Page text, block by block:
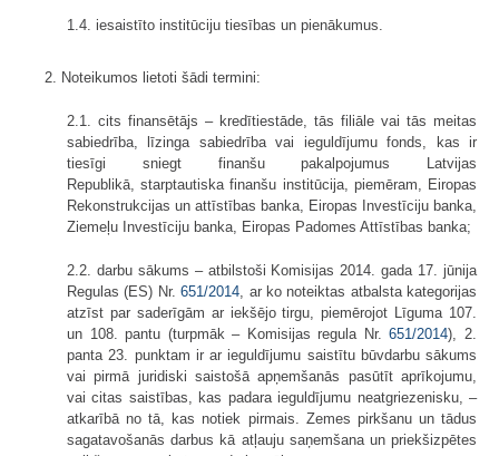
1.4. iesaistīto institūciju tiesības un pienākumus.
2. Noteikumos lietoti šādi termini:
2.1. cits finansētājs – kredītiestāde, tās filiāle vai tās meitas
sabiedrība, līzinga sabiedrība vai ieguldījumu fonds, kas ir
tiesīgi sniegt finanšu pakalpojumus Latvijas
Republikā, starptautiska finanšu institūcija, piemēram, Eiropas
Rekonstrukcijas un attīstības banka, Eiropas Investīciju banka,
Ziemeļu Investīciju banka, Eiropas Padomes Attīstības banka;
2.2. darbu sākums – atbilstoši Komisijas 2014. gada 17. jūnija
Regulas (ES) Nr.651/2014 , ar ko noteiktas atbalsta kategorijas
atzīst par saderīgām ar iekšējo tirgu, piemērojot Līguma 107.
un 108. pantu (turpmāk – Komisijas regula Nr.651/2014), 2.
panta 23. punktam ir ar ieguldījumu saistītu būvdarbu sākums
vai pirmā juridiski saistošā apņemšanās pasūtīt aprīkojumu,
vai citas saistības, kas padara ieguldījumu neatgriezenisku, –
atkarībā no tā, kas notiek pirmais. Zemes pirkšanu un tādus
sagatavošanās darbus kā atļauju saņemšana un priekšizpētes